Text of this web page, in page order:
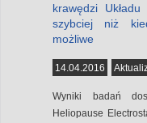
krawędzi Układu
szybciej niż
możliwe
14.04.2016
Wyniki badań
Heliopause